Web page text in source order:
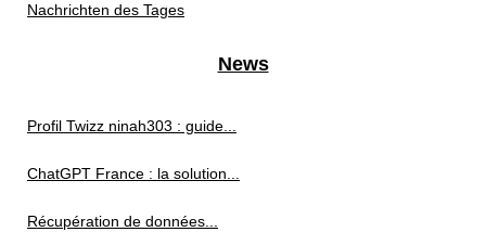
Nachrichten des Tages
News
Profil Twizz ninah303 : guide...
ChatGPT France : la solution...
Récupération de données...